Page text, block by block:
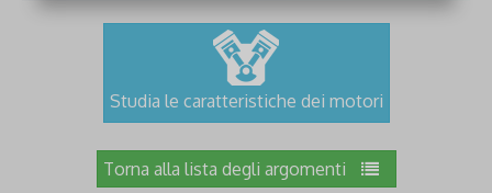
Studia le caratteristiche dei motori
Torna alla lista degli argomenti